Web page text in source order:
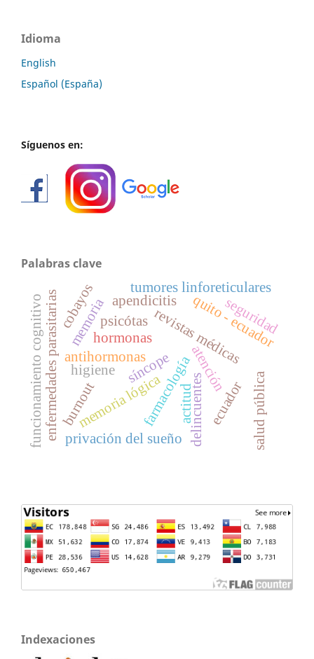
Idioma
English
Español (España)
Síguenos en:
Palabras clave
memoria lógica
antihormonas
hormonas
farmacología
revistas médicas
enfermedades parasitarias apendicitis
tumores linforeticulares
quito - ecuador
atención
memoria
funcionamiento cognitivo delincuentes
psicótas
síncope
seguridad
privación del sueño
ecuador salud pública
actitud
higiene
burnout
cobayos
Indexaciones